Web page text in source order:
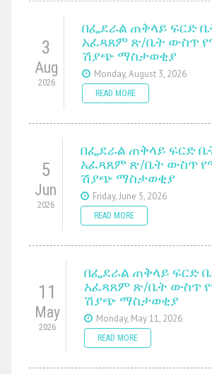
3
Aug
2026
በፌደራል ጠቅላይ ፍርድ
አፈጻጸም ጽ/ቤት ውስጥ
ሽያጭ ማስታወቂያ
Monday, August 3, 2026
READ MORE
5
Jun
2026
በፌደራል ጠቅላይ ፍርድ
አፈጻጸም ጽ/ቤት ውስጥ
ሽያጭ ማስታወቂያ
Friday, June 5, 2026
READ MORE
11
May
2026
በፌደራል ጠቅላይ ፍርድ
አፈጻጸም ጽ/ቤት ውስጥ
ሽያጭ ማስታወቂያ
Monday, May 11, 2026
READ MORE